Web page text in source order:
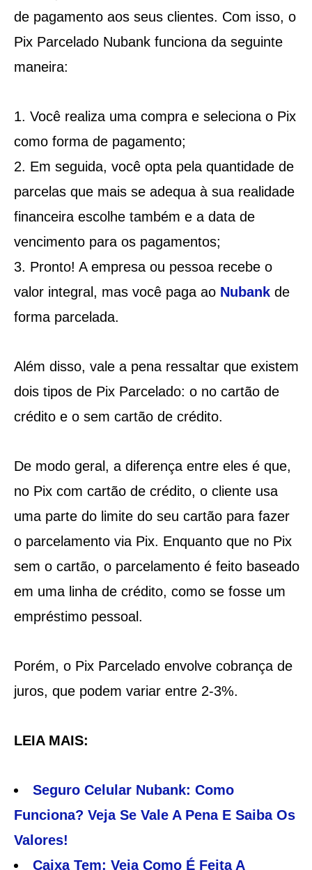
de pagamento aos seus clientes. Com isso, o
Pix Parcelado Nubank funciona da seguinte
maneira:
Você realiza uma compra e seleciona o Pix
como forma de pagamento;
Em seguida, você opta pela quantidade de
parcelas que mais se adequa à sua realidade
financeira escolhe também e a data de
vencimento para os pagamentos;
Pronto! A empresa ou pessoa recebe o
valor integral, mas você paga ao Nubankde
forma parcelada.
Além disso, vale a pena ressaltar que existem
dois tipos de Pix Parcelado: o no cartão de
crédito e o sem cartão de crédito.
De modo geral, a diferença entre eles é que,
no Pix com cartão de crédito, o cliente usa
uma parte do limite do seu cartão para fazer
o parcelamento via Pix. Enquanto que no Pix
sem o cartão, o parcelamento é feito baseado
em uma linha de crédito, como se fosse um
empréstimo pessoal.
Porém, o Pix Parcelado envolve cobrança de
juros, que podem variar entre 2-3%.
LEIA MAIS:
Seguro Celular Nubank: Como
Funciona? Veja Se Vale A Pena E Saiba Os
Valores!
Caixa Tem: Veja Como É Feita A